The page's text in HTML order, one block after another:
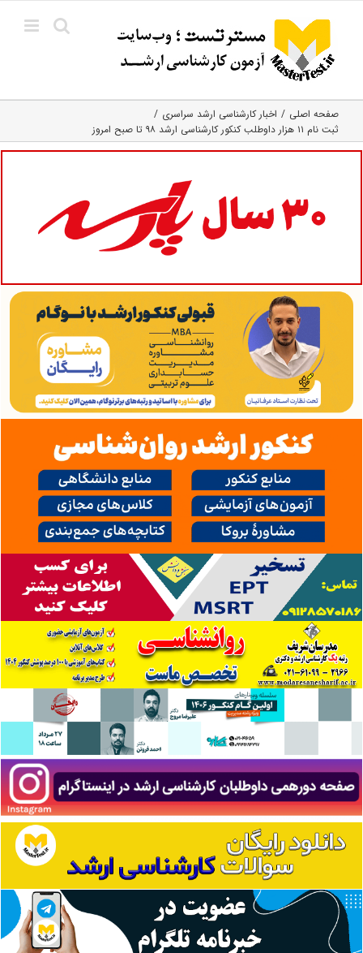
content
صفحه اصلی
اخبار کارشناسی ارشد سراسری
ثبت نام ۱۱ هزار داوطلب کنکور کارشناسی ارشد ۹۸ تا صبح امروز